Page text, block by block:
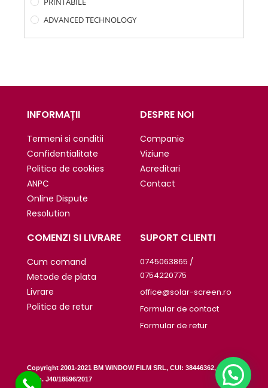
ADVANCED TECHNOLOGY
INFORMAȚII
Termeni si conditii
Confidentialitate
Politica de cookies
ANPC
Online Dispute
Resolution
DESPRE NOI
Companie
Viziune
Acreditari
Contact
COMENZI SI LIVRARE
Cum comand
Metode de plata
Livrare
Politica de retur
SUPORT CLIENTI
0745063865 /
0754220775
office@solar-screen.ro
Formular de contact
Formular de retur
Copyright 2001-2021 BM WINDOW FILM SRL, CUI: 38446362, Reg.
Com. J40/18596/2017